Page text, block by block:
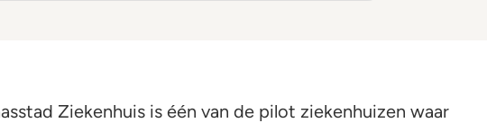
Ziekenhuis is één van de pilot ziekenhuizen waar